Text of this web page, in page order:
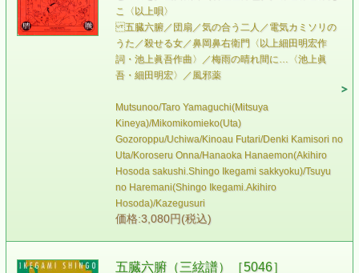
こ〈以上唄〉
五臓六腑／団扇／気の合う二人／電気カミソリの
うた／殺せる女／鼻岡鼻右衛門〈以上細田明宏作
詞・池上眞吾作曲〉／梅雨の晴れ間に…〈池上眞
吾・細田明宏〉／風邪薬
Mutsunoo/Taro Yamaguchi(Mitsuya
Kineya)/Mikomikomieko(Uta)
Gozoroppu/Uchiwa/Kinoau Futari/Denki Kamisori no
Uta/Koroseru Onna/Hanaoka Hanaemon(Akihiro
Hosoda sakushi.Shingo Ikegami sakkyoku)/Tsuyu
no Haremani(Shingo Ikegami.Akihiro
Hosoda)/Kazegusuri
価格:3,080円(税込)
五臓六腑（三絃譜）［5046］